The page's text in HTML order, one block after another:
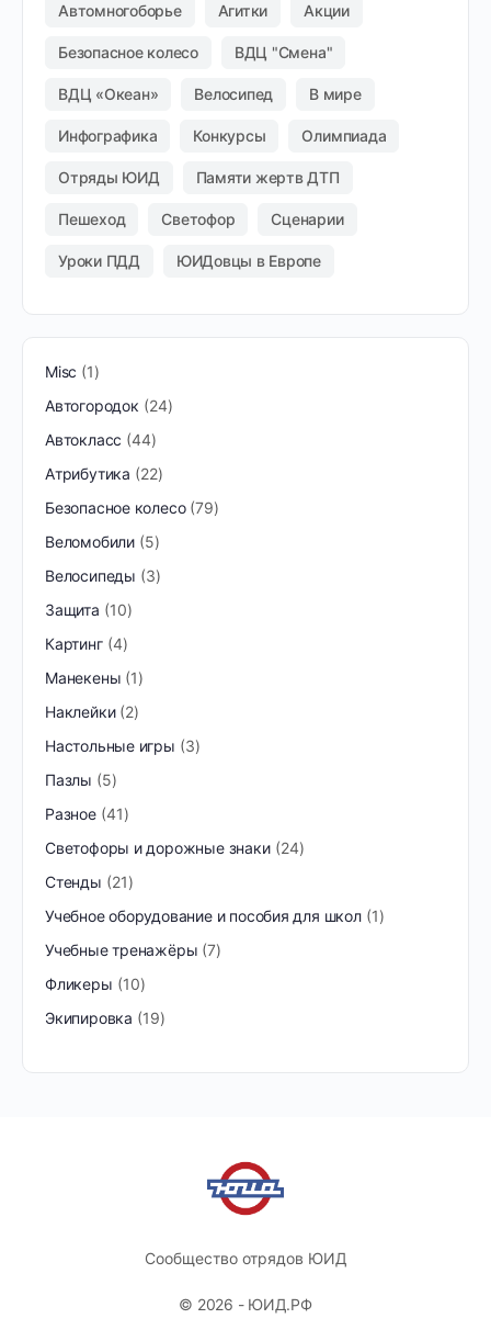
Автомногоборье Агитки Акции
Безопасное колесо ВДЦ "Смена"
ВДЦ «Океан» Велосипед В мире
Инфографика Конкурсы Олимпиада
Отряды ЮИД Памяти жертв ДТП
Пешеход Светофор Сценарии
Уроки ПДД ЮИДовцы в Европе
Misc
1
Автогородок
24
Автокласс 44
Атрибутика
22
Безопасное колесо 79
Веломобили 5
Велосипеды
3
Защита
10
Картинг 4
Манекены 1
Наклейки 2
Настольные игры
3
Пазлы
5
Разное 41
Светофоры и дорожные знаки
24
Стенды
21
Учебное оборудование и пособия для школ 1
Учебные тренажёры 7
Фликеры
10
Экипировка
19
Сообщество отрядов ЮИД
© 2026 - ЮИД.РФ